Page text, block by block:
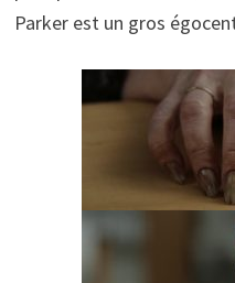
Parker est un gros